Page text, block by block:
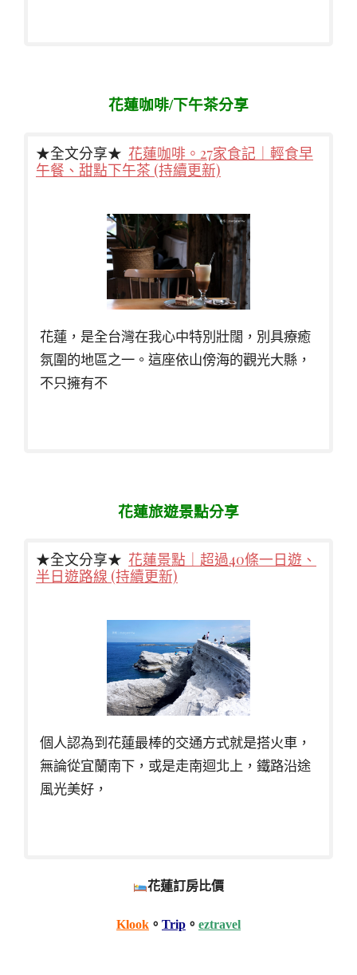
花蓮咖啡/下午茶分享
★全文分享★ 花蓮咖啡。27家食記｜輕食早
午餐、甜點下午茶 (持續更新)
花蓮，是全台灣在我心中特別壯闊，別具療癒
氛圍的地區之一。這座依山傍海的觀光大縣，
不只擁有不
花蓮旅遊景點分享
★全文分享★ 花蓮景點｜超過40條一日遊、
半日遊路線 (持續更新)
個人認為到花蓮最棒的交通方式就是搭火車，
無論從宜蘭南下，或是走南迴北上，鐵路沿途
風光美好，
花蓮訂房比價
Klook 。 Trip 。 eztravel